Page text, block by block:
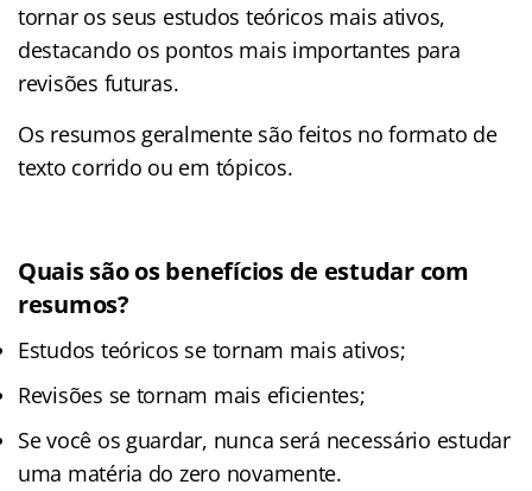
tornar os seus estudos teóricos mais ativos,
destacando os pontos mais importantes para
revisões futuras.
Os resumos geralmente são feitos no formato de
texto corrido ou em tópicos.
Quais são os benefícios de estudar com
resumos?
Estudos teóricos se tornam mais ativos;
Revisões se tornam mais eficientes;
Se você os guardar, nunca será necessário estudar
uma matéria do zero novamente.